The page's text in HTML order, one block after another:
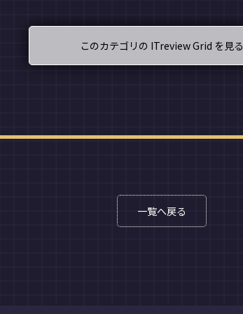
このカテゴリの ITreview Grid を見る
一覧へ戻る